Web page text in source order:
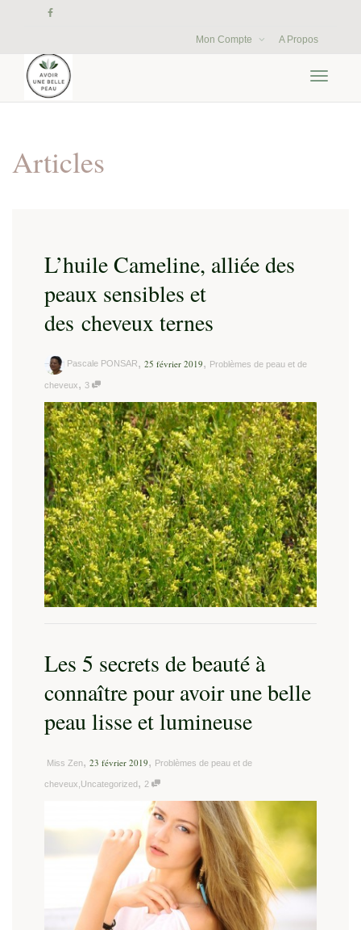
Mon Compte A Propos
Articles
L’huile Cameline, alliée des
peaux sensibles et
des cheveux ternes
Pascale PONSAR, 25 février 2019, Problèmes de peau et de
cheveux, 3
Les 5 secrets de beauté à
connaître pour avoir une belle
peau lisse et lumineuse
Miss Zen, 23 février 2019, Problèmes de peau et de
cheveux Uncategorized , 2